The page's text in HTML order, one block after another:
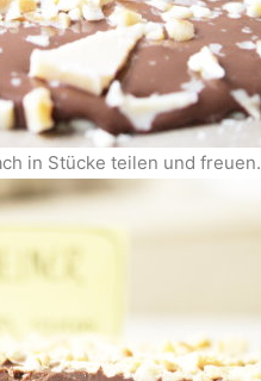
in Stücke teilen und freuen.